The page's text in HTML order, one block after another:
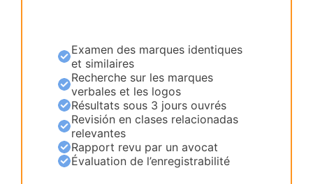
Examen des marques identiques
et similaires
Recherche sur les marques
verbales et les logos
Résultats sous 3 jours ouvrés
Revisión en clases relacionadas
relevantes
Rapport revu par un avocat
Évaluation de l’enregistrabilité